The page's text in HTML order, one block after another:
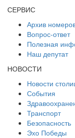
СЕРВИС
Архив
Вопрос-ответ
Полезная
Наш депутат
НОВОСТИ
Новости
События
Транспорт
Безопасность
Эхо Победы